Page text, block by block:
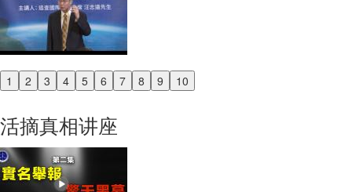
1 2 3 4 5 6 7 8 9 10
Previous
活摘真相讲座